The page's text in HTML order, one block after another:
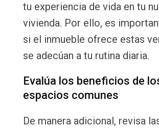
tu experiencia de vida en tu
vivienda. Por ello, es
si el inmueble ofrece estas
se adecúan a tu rutina diaria.
Evalúa los beneficios de
espacios comunes
De manera adicional, revisa